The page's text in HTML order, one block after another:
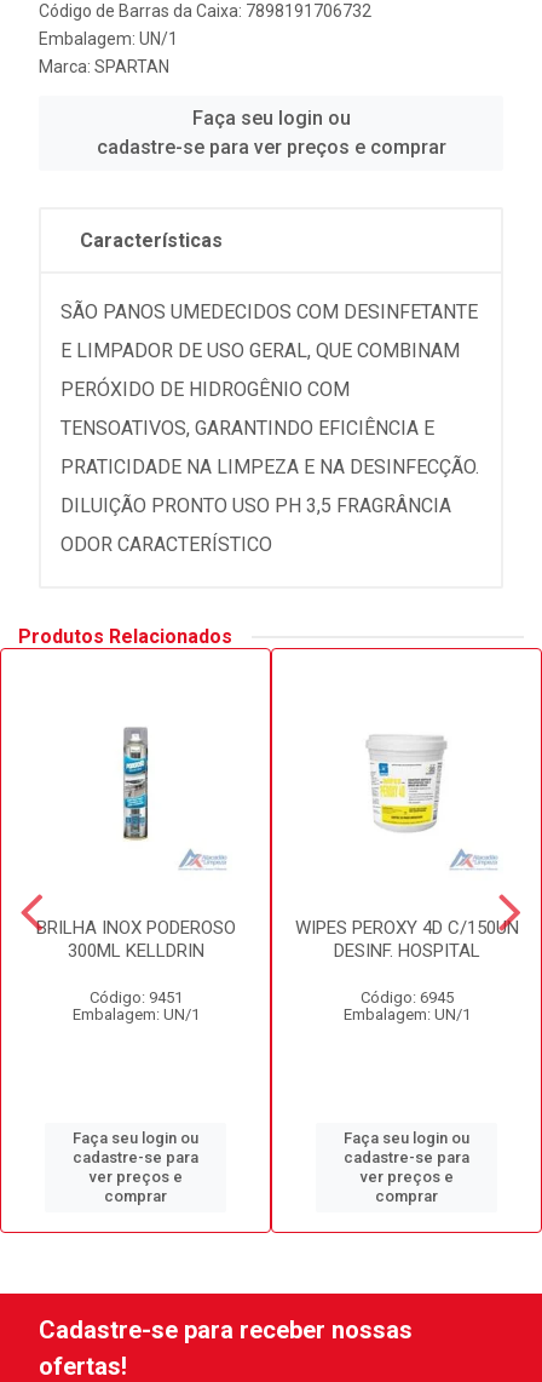
Código de Barras da Caixa: 7898191706732
Embalagem: UN/1
Marca: SPARTAN
Faça seu login ou
cadastre-se para ver preços e comprar
Características
SÃO PANOS UMEDECIDOS COM DESINFETANTE
E LIMPADOR DE USO GERAL, QUE COMBINAM
PERÓXIDO DE HIDROGÊNIO COM
TENSOATIVOS, GARANTINDO EFICIÊNCIA E
PRATICIDADE NA LIMPEZA E NA DESINFECÇÃO.
DILUIÇÃO PRONTO USO PH 3,5 FRAGRÂNCIA
ODOR CARACTERÍSTICO
Produtos Relacionados
BRILHA INOX PODEROSO
300ML KELLDRIN
Código: 9451
Embalagem: UN/1
Faça seu login ou
cadastre-se para
ver preços e
comprar
WIPES PEROXY 4D C/150UN
DESINF. HOSPITAL
Código: 6945
Embalagem: UN/1
Faça seu login ou
cadastre-se para
ver preços e
comprar
Cadastre-se para receber nossas
ofertas!